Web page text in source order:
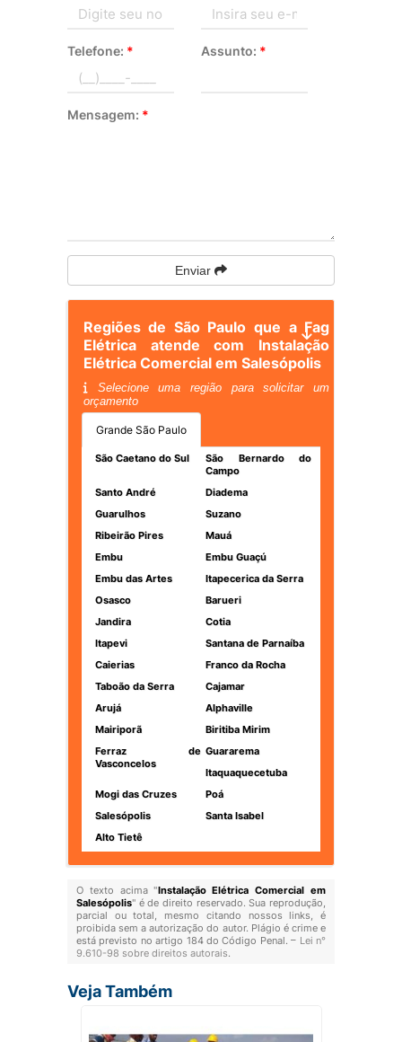
Telefone: * Assunto: *
Mensagem: *
Enviar
Regiões de São Paulo que a Fag
Elétrica atende com Instalação
Elétrica Comercial em Salesópolis
Selecione uma região para solicitar um
orçamento
Grande São Paulo
São Caetano do Sul
São Bernardo do
Campo
Santo André
Diadema
Guarulhos
Suzano
Ribeirão Pires
Mauá
Embu
Embu Guaçú
Embu das Artes
Itapecerica da Serra
Osasco
Barueri
Jandira
Cotia
Itapevi
Santana de Parnaíba
Caierias
Franco da Rocha
Taboão da Serra
Cajamar
Arujá
Alphaville
Mairiporã
Biritiba Mirim
Ferraz de
Vasconcelos
Guararema
Itaquaquecetuba
Mogi das Cruzes
Poá
Salesópolis
Santa Isabel
Alto Tietê
O texto acima "Instalação Elétrica Comercial em
Salesópolis" é de direito reservado. Sua reprodução,
parcial ou total, mesmo citando nossos links, é
proibida sem a autorização do autor. Plágio é crime e
está previsto no artigo 184 do Código Penal. – Lei n°
9.610-98 sobre direitos autorais.
Veja Também